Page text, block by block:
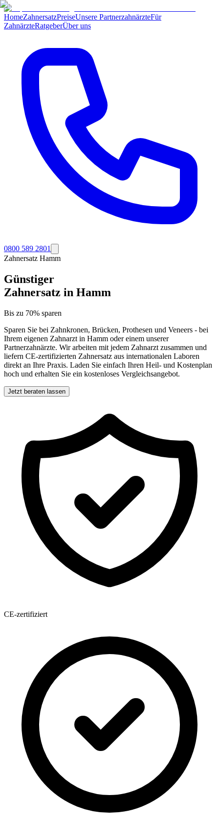
HomeZahnersatzPreiseUnsere PartnerzahnärzteFür
ZahnärzteRatgeberÜber uns
0800 589 2801
Zahnersatz Hamm
Günstiger
Zahnersatz in Hamm
Bis zu 70% sparen
Sparen Sie bei Zahnkronen, Brücken, Prothesen und Veneers - bei
Ihrem eigenen Zahnarzt in Hamm oder einem unserer
Partnerzahnärzte. Wir arbeiten mit jedem Zahnarzt zusammen und
liefern CE-zertifizierten Zahnersatz aus internationalen Laboren
direkt an Ihre Praxis. Laden Sie einfach Ihren Heil- und Kostenplan
hoch und erhalten Sie ein kostenloses Vergleichsangebot.
Jetzt beraten lassen
CE-zertifiziert